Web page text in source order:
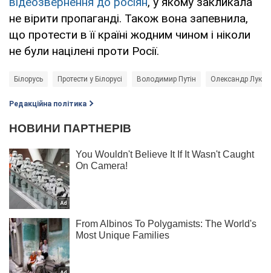
не вірити пропаганді. Також вона запевнила,
що протести в її країні жодним чином і ніколи
не були націлені проти Росії.
Білорусь Протести у Білорусі Володимир Путін Олександр
Редакційна політика